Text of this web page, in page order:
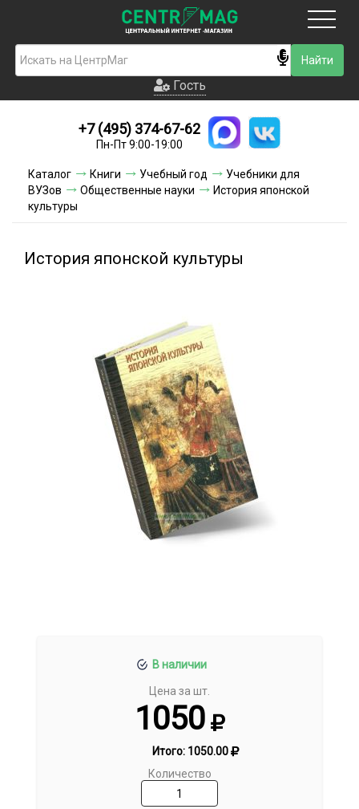
Гость
Новинки
Условия доставки
Гость
+7 (495) 374-67-62
Пн-Пт 9:00-19:00
Каталог Книги Учебный год
Учебники для
ВУЗов
Общественные науки
История японской
культуры
История японской культуры
В наличии
Цена за шт.
1050
Итого: 1050.00
Количество